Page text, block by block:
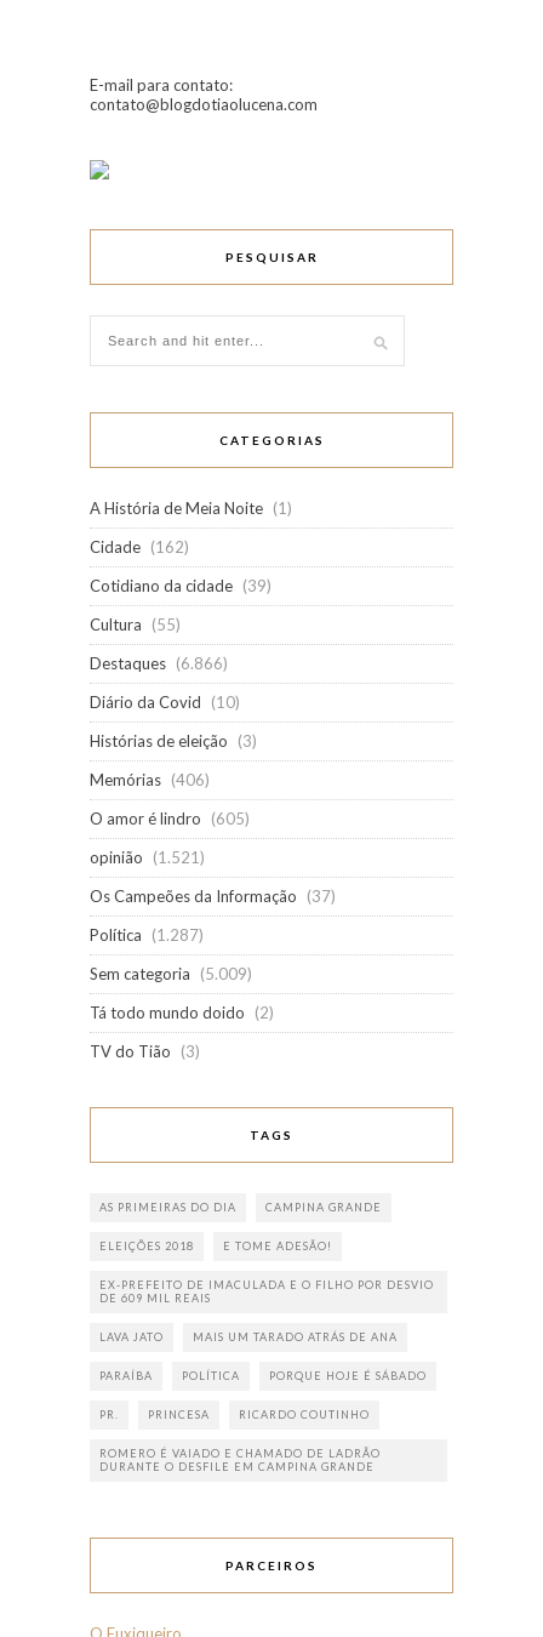
E-mail para contato:
contato@blogdotiaolucena.com
PESQUISAR
CATEGORIAS
A História de Meia Noite (1)
Cidade (162)
Cotidiano da cidade (39)
Cultura
(55)
Destaques (6.866)
Diário da Covid
(10)
Histórias de eleição
(3)
Memórias (406)
O amor é lindro
(605)
opinião
(1.521)
Os Campeões da Informação
(37)
Política
(1.287)
Sem categoria
(5.009)
Tá todo mundo doido
(2)
TV do Tião
(3)
TAGS
AS PRIMEIRAS DO DIA CAMPINA GRANDE
ELEIÇÕES 2018 E TOME ADESÃO!
EX-PREFEITO DE IMACULADA E O FILHO POR DESVIO
DE 609 MIL REAIS
LAVA JATO MAIS UM TARADO ATRÁS DE ANA
PARAÍBA POLÍTICA PORQUE HOJE É SÁBADO
PR. PRINCESA RICARDO COUTINHO
ROMERO É VAIADO E CHAMADO DE LADRÃO
DURANTE O DESFILE EM CAMPINA GRANDE
PARCEIROS